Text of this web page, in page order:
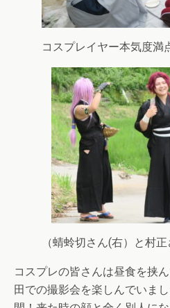
コスプレイヤー本気度満
（蜻蛉切さん(右）と村
コスプレの皆さんは昼食を挟
田での撮影会を楽しんでいま